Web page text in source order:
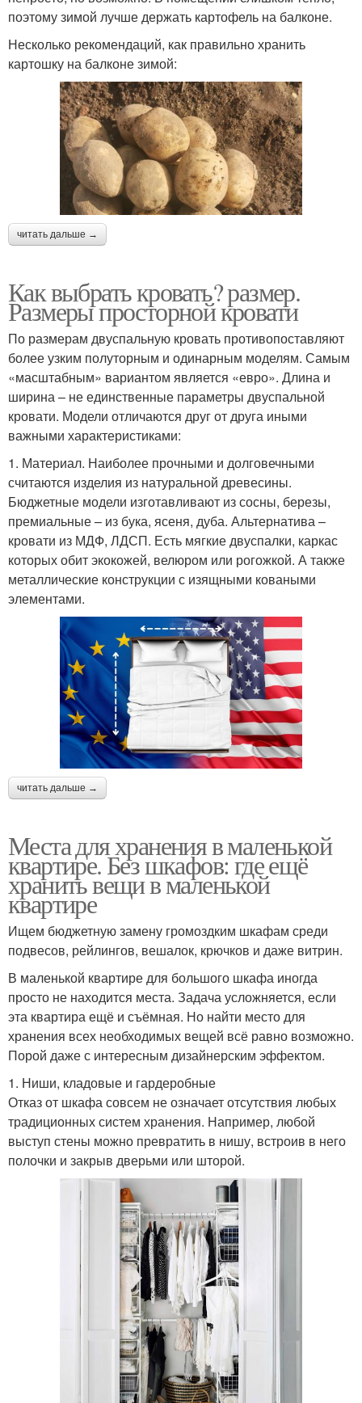
поэтому зимой лучше держать картофель на балконе.
Несколько рекомендаций, как правильно хранить
картошку на балконе зимой:
читать дальше →
Как выбрать кровать? размер.
Размеры просторной кровати
По размерам двуспальную кровать противопоставляют
более узким полуторным и одинарным моделям. Самым
«масштабным» вариантом является «евро». Длина и
ширина – не единственные параметры двуспальной
кровати. Модели отличаются друг от друга иными
важными характеристиками:
1. Материал. Наиболее прочными и долговечными
считаются изделия из натуральной древесины.
Бюджетные модели изготавливают из сосны, березы,
премиальные – из бука, ясеня, дуба. Альтернатива –
кровати из МДФ, ЛДСП. Есть мягкие двуспалки, каркас
которых обит экокожей, велюром или рогожкой. А также
металлические конструкции с изящными коваными
элементами.
читать дальше →
Места для хранения в маленькой
квартире. Без шкафов: где ещё
хранить вещи в маленькой
квартире
Ищем бюджетную замену громоздким шкафам среди
подвесов, рейлингов, вешалок, крючков и даже витрин.
В маленькой квартире для большого шкафа иногда
просто не находится места. Задача усложняется, если
эта квартира ещё и съёмная. Но найти место для
хранения всех необходимых вещей всё равно возможно.
Порой даже с интересным дизайнерским эффектом.
1. Ниши, кладовые и гардеробные
Отказ от шкафа совсем не означает отсутствия любых
традиционных систем хранения. Например, любой
выступ стены можно превратить в нишу, встроив в него
полочки и закрыв дверьми или шторой.